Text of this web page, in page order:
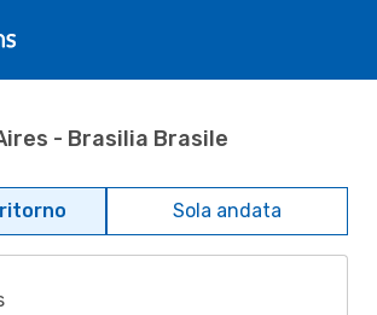
- Brasilia Brasile
Sola andata